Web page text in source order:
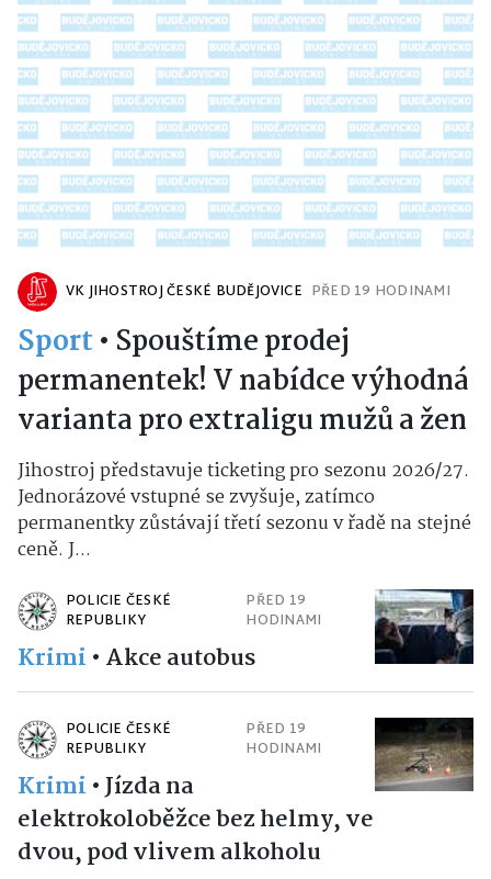
VK JIHOSTROJ ČESKÉ BUDĚJOVICE PŘED 19 HODINAMI
Sport • Spouštíme prodej
permanentek! V nabídce výhodná
varianta pro extraligu mužů a žen
Jihostroj představuje ticketing pro sezonu 2026/27.
Jednorázové vstupné se zvyšuje, zatímco
permanentky zůstávají třetí sezonu v řadě na stejné
ceně. J...
POLICIE ČESKÉ
REPUBLIKY
PŘED 19
HODINAMI
Krimi • Akce autobus
POLICIE ČESKÉ
REPUBLIKY
PŘED 19
HODINAMI
Krimi •Jízda na
elektrokoloběžce bez helmy, ve
dvou, pod vlivem alkoholu